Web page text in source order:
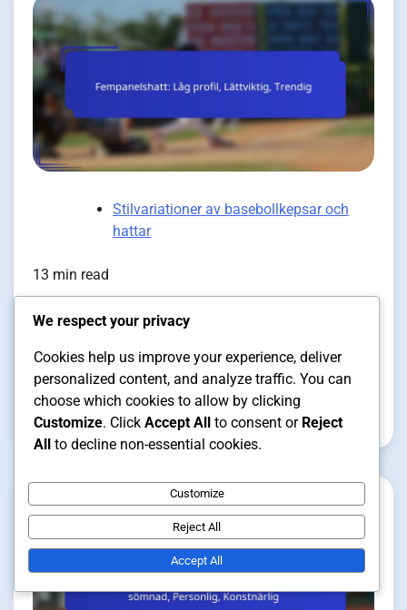
Stilvariationer av basebollkepsar och
hattar
13 min read
Fempanelshatt: Låg profil,
Lättviktig, Trendig
Erik Svensson 29/01/2026
We respect your privacy
Cookies help us improve your experience, deliver
personalized content, and analyze traffic. You can
choose which cookies to allow by clicking
Customize. Click Accept All to consent or Reject
All to decline non-essential cookies.
Customize
Reject All
Accept All